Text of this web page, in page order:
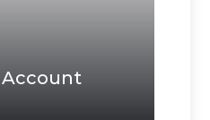
Account